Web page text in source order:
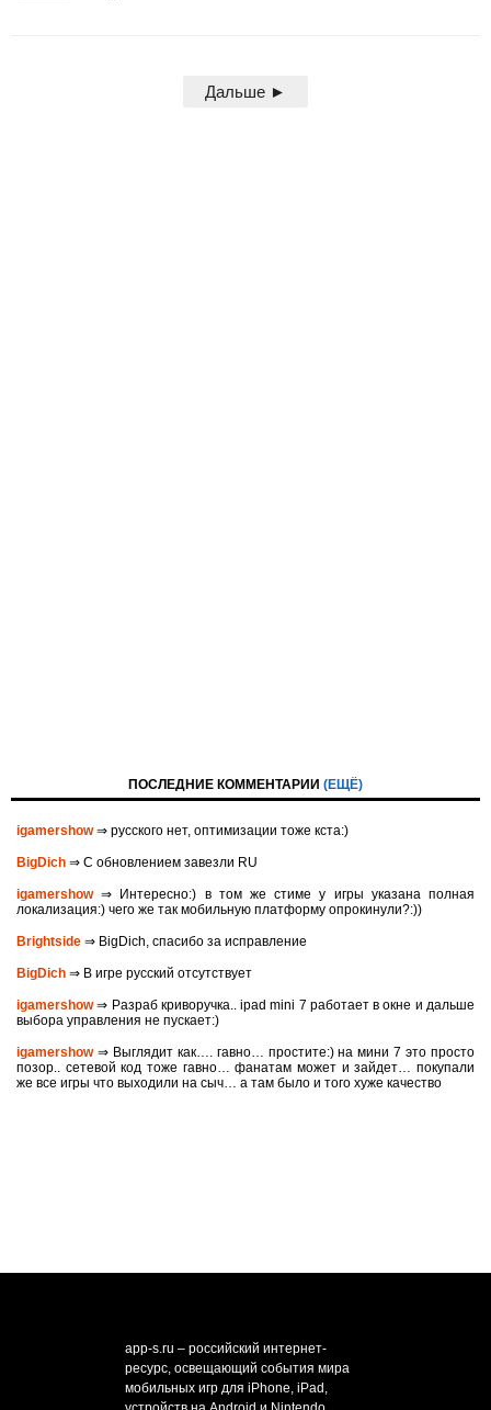
Дальше ►
ПОСЛЕДНИЕ КОММЕНТАРИИ (ЕЩЁ)
igamershow⇒ русского нет, оптимизации тоже кста:)
BigDich ⇒ С обновлением завезли RU
igamershow⇒ Интересно:) в том же стиме у игры указана полная
локализация:) чего же так мобильную платформу опрокинули?:))
Brightside ⇒ BigDich, спасибо за исправление
BigDich ⇒ В игре русский отсутствует
igamershow⇒ Разраб криворучка.. ipad mini 7 работает в окне и дальше
выбора управления не пускает:)
igamershow⇒ Выглядит как…. гавно… простите:) на мини 7 это просто
позор.. сетевой код тоже гавно… фанатам может и зайдет… покупали
же все игры что выходили на сыч… а там было и того хуже качество
app-s.ru – российский интернет-
ресурс, освещающий события мира
мобильных игр для iPhone, iPad,